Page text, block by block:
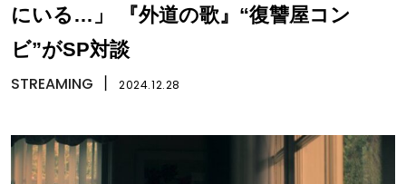
にいる…」 『外道の歌』“復讐屋コン
ビ”がSP対談
STREAMING 2024.12.28